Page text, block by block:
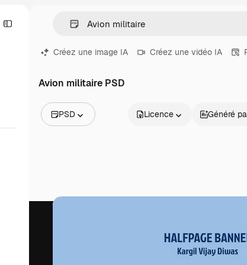
Créez une image IA Créez une vidéo IA
Avion militaire PSD
PSD
Vidéos
Licence Généré